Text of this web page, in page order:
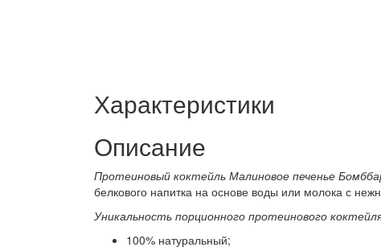
Характеристики
Описание
Протеиновый коктейль Малиновое печенье
белкового напитка на основе воды или молока с
Уникальность порционного протеинового
100% натуральный;